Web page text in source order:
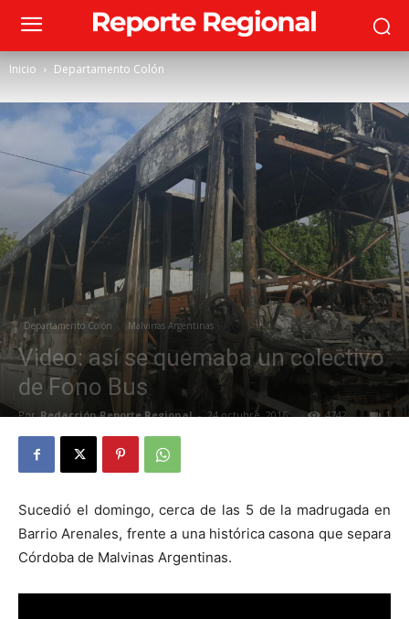
Inicio Departamento Colón
Departamento Colón Malvinas Argentinas
Video: así se quemaba un colectivo
de Fono Bus
Por Redacción Reporte Regional - 24 octubre, 2016 4742 1
Sucedió el domingo, cerca de las 5 de la madrugada en
Barrio Arenales, frente a una histórica casona que separa
Córdoba de Malvinas Argentinas.